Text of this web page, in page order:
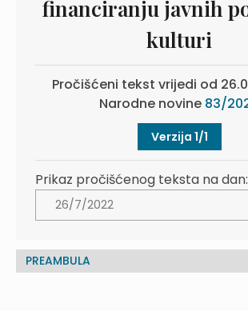
financiranju javnih
kulturi
Pročišćeni tekst vrijedi od
Narodne novine 83/
Verzija 1/1
Prikaz pročišćenog teksta na dan:
PREAMBULA